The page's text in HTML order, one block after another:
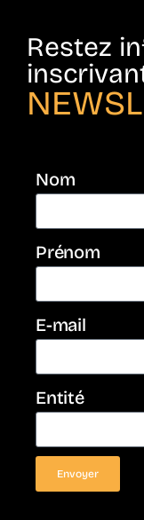
Restez
Nom
Prénom
E-mail
Entité
Envoyer